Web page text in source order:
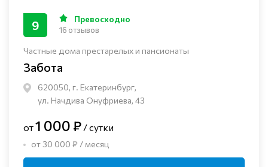
Частные дома престарелых и пансионаты
Забота
620050, г. Екатеринбург,
ул. Начдива Онуфриева, 43
9 Превосходно
16 отзывов
от1 000 ₽ / сутки
от 30 000 ₽ / месяц